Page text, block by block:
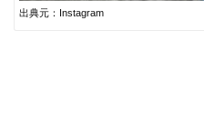
出典元：Instagram